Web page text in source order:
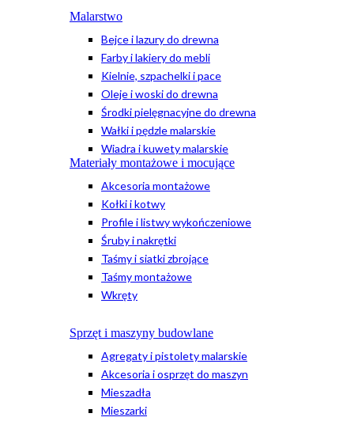
Malarstwo
Bejce i lazury do drewna
Farby i lakiery do mebli
Kielnie, szpachelki i pace
Oleje i woski do drewna
Środki pielęgnacyjne do drewna
Wałki i pędzle malarskie
Wiadra i kuwety malarskie
Materiały montażowe i mocujące
Akcesoria montażowe
Kołki i kotwy
Profile i listwy wykończeniowe
Śruby i nakrętki
Taśmy i siatki zbrojące
Taśmy montażowe
Wkręty
Sprzęt i maszyny budowlane
Agregaty i pistolety malarskie
Akcesoria i osprzęt do maszyn
Mieszadła
Mieszarki